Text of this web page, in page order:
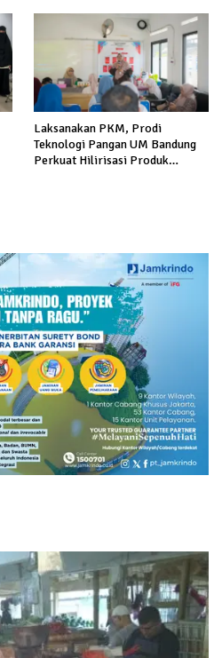
Laksanakan PKM, Prodi
Teknologi Pangan UM Bandung
Perkuat Hilirisasi Produk